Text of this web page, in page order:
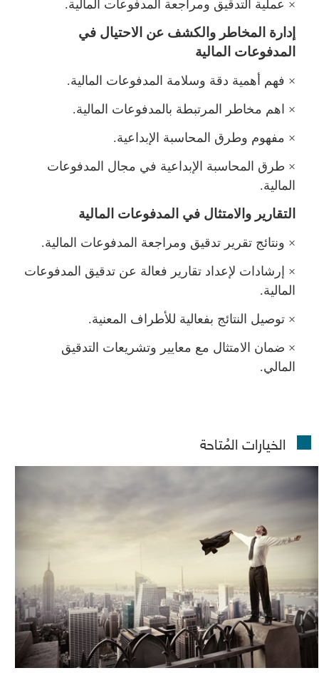
× عملية التدقيق ومراجعة المدفوعات المالية.
إدارة المخاطر والكشف عن الاحتيال في
المدفوعات المالية
× فهم أهمية دقة وسلامة المدفوعات المالية.
× اهم مخاطر المرتبطة بالمدفوعات المالية.
× فهوم وطرق المحاسبة الإبداعية.
× طرق المحاسبة الإبداعية في مجال المدفوعات
المالية.
التقارير والامتثال في المدفوعات المالية
× ونتائج تقرير تدقيق ومراجعة المدفوعات المالية.
× إرشادات لإعداد تقارير فعالة عن تدقيق المدفوعات
المالية.
× توصيل النتائج بفعالية للأطراف المعنية.
× ضمان الامتثال مع معايير وتشريعات التدقيق
المالي.
الخيارات المُتاحة